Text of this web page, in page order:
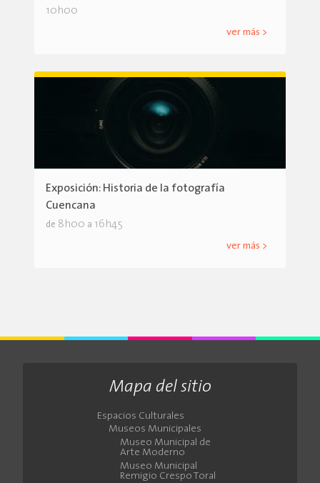
10h00
ver más >
Exposición: Historia de la fotografía
Cuencana
de 8h00 a 16h45
ver más >
Mapa del sitio
Espacios Culturales
Museos Municipales
Museo Municipal de
Arte Moderno
Museo Municipal
Remigio Crespo Toral